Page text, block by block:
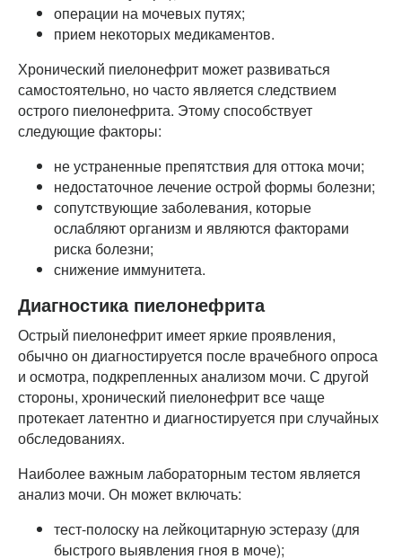
операции на мочевых путях;
прием некоторых медикаментов.
Хронический пиелонефрит может развиваться
самостоятельно, но часто является следствием
острого пиелонефрита. Этому способствует
следующие факторы:
не устраненные препятствия для оттока мочи;
недостаточное лечение острой формы болезни;
сопутствующие заболевания, которые
ослабляют организм и являются факторами
риска болезни;
снижение иммунитета.
Диагностика пиелонефрита
Острый пиелонефрит имеет яркие проявления,
обычно он диагностируется после врачебного опроса
и осмотра, подкрепленных анализом мочи. С другой
стороны, хронический пиелонефрит все чаще
протекает латентно и диагностируется при случайных
обследованиях.
Наиболее важным лабораторным тестом является
анализ мочи. Он может включать:
тест-полоску на лейкоцитарную эстеразу (для
быстрого выявления гноя в моче);